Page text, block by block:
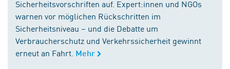
Sicherheitsvorschriften auf. Expert:innen und NGOs
warnen vor möglichen Rückschritten im
Sicherheitsniveau – und die Debatte um
Verbraucherschutz und Verkehrssicherheit gewinnt
erneut an Fahrt. Mehr